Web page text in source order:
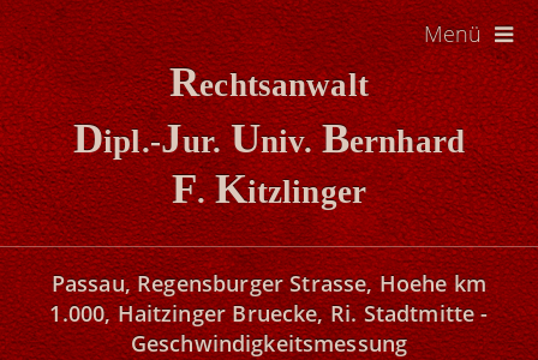
Rechtsanwalt
Dipl.-Jur.Univ.Bernhard
F.Kitzlinger
Menü
Passau, Regensburger Strasse, Hoehe km
1.000, Haitzinger Bruecke, Ri. Stadtmitte -
Geschwindigkeitsmessung